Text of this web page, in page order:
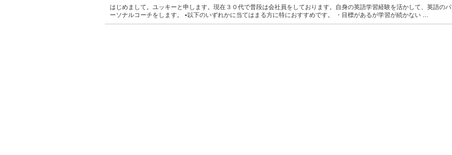
はじめまして。ユッキーと申します。現在３０代で普段は会社員をしております。自身の英語学習経験を活かして、英語のパ
ーソナルコーチをします。 ▪️以下のいずれかに当てはまる方に特におすすめです。 ・目標があるが学習が続かない ...